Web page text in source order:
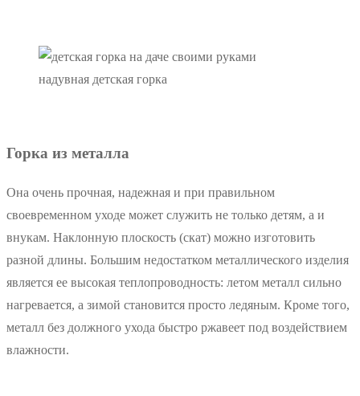
надувная детская горка
Горка из металла
Она очень прочная, надежная и при правильном
своевременном уходе может служить не только детям, а и
внукам. Наклонную плоскость (скат) можно изготовить
разной длины. Большим недостатком металлического изделия
является ее высокая теплопроводность: летом металл сильно
нагревается, а зимой становится просто ледяным. Кроме того,
металл без должного ухода быстро ржавеет под воздействием
влажности.